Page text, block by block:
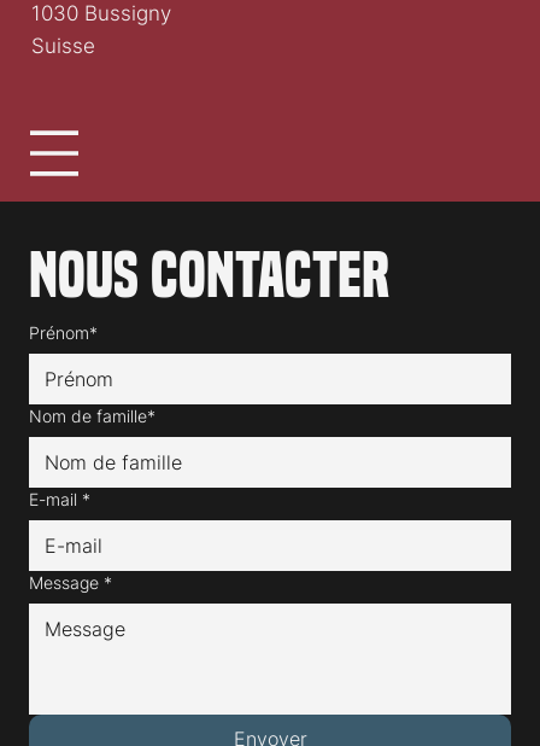
Nous contacter
Prénom*
Nom de famille*
E-mail *
Message *
Envoyer
1030 Bussigny
Suisse